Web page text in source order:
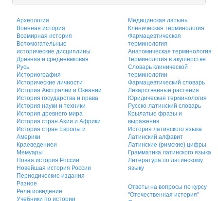
Археология
Военная история
Всемирная история
Вспомогательные
исторические дисциплины
Древняя и средневековая
Русь
Историография
Исторические личности
История Австралии и Океании
История государства и права
История науки и техники
История древнего мира
История стран Азии и Африки
История стран Европы и
Америки
Краеведениеи
Мемуары
Новая история России
Новейшая история России
Периодические издания
Разное
Религиоведение
Учебники по истории
Медицинская латынь
Клиническая терминология
Фармацевтическая
терминология
Анатомическая терминология
Терминология в акушерстве
Словарь клинической
терминологии
Фармацевтический словарь
Лекарственные растения
Юридическая терминология
Русско-латинский словарь
Крылатые фразы и
выражения
История латинского языка
Латинский алфавит
Латинские (римские) цифры
Грамматика латинского языка
Литература по латинскому
языку
Ответы на вопросы по курсу
"Отечественная история"